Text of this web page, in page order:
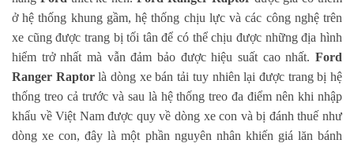
ở hệ thống khung gầm, hệ thống chịu lực và các công nghệ trên
xe cũng được trang bị tối tân để có thể chịu được những địa hình
hiểm trở nhất mà vẫn đảm bảo được hiệu suất cao nhất. Ford
Ranger Raptorlà dòng xe bán tải tuy nhiên lại được trang bị hệ
thống treo cả trước và sau là hệ thống treo đa điểm nên khi nhập
khẩu về Việt Nam được quy về dòng xe con và bị đánh thuế như
dòng xe con, đây là một phần nguyên nhân khiến giá lăn bánh